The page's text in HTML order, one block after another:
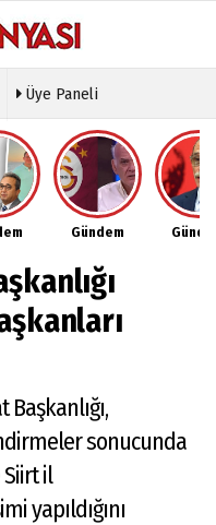
Köşe
Yazarları
Video
Galeri
Foto
Etkinlikler
Künye
İletişim
Çerez
Politikası
Üye Paneli
Gündem
sonucunda
Siirt il
yapıldığını